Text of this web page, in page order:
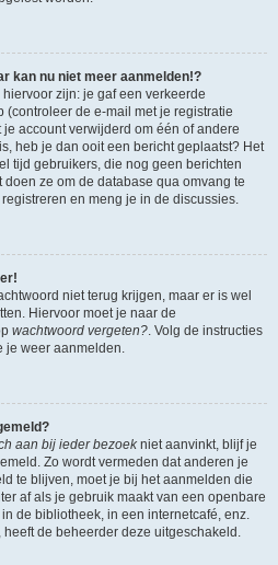
kan nu niet meer aanmelden!?
zijn: je gaf een verkeerde
de e-mail met je registratie
account verwijderd om één of andere
heb je dan ooit een bericht geplaatst? Het
tijd gebruikers, die nog geen berichten
ze om de database qua omvang te
en meng je in de discussies.
niet terug krijgen, maar er is wel
Hiervoor moet je naar de
wachtwoord vergeten?. Volg de instructies
je weer aanmelden.
aan bij ieder bezoekniet aanvinkt, blijf je
Zo wordt vermeden dat anderen je
te blijven, moet je bij het aanmelden die
af als je gebruik maakt van een openbare
de bibliotheek, in een internetcafé, enz.
de beheerder deze uitgeschakeld.